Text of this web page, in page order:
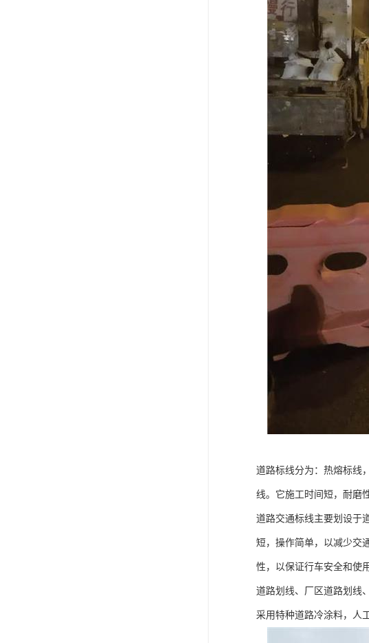
道路标线分为：热熔标线
线。它施工时间短，耐磨
道路交通标线主要划设于
短，操作简单，以减少交
性，以保证行车安全和使
道路划线、厂区道路划线
采用特种道路冷涂料，人